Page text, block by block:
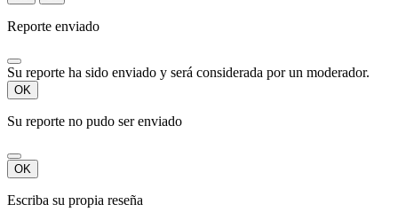
Reporte enviado
Su reporte ha sido enviado y será considerada por un moderador.
OK
Su reporte no pudo ser enviado
OK
Escriba su propia reseña